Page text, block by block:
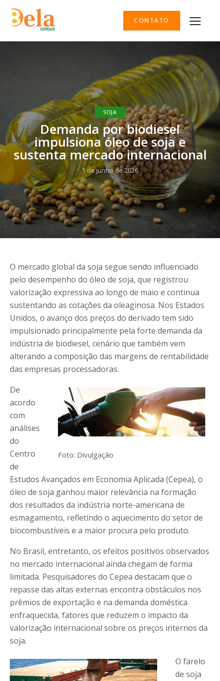
CONTATO
SOJA
Demanda por biodiesel
impulsiona óleo de soja e
sustenta mercado internacional
1 de junho de 2026
O mercado global da soja segue sendo influenciado
pelo desempenho do óleo de soja, que registrou
valorização expressiva ao longo de maio e continua
sustentando as cotações da oleaginosa. Nos Estados
Unidos, o avanço dos preços do derivado tem sido
impulsionado principalmente pela forte demanda da
indústria de biodiesel, cenário que também vem
alterando a composição das margens de rentabilidade
das empresas processadoras.
Foto: Divulgação
De
acordo
com
análises
do
Centro
de
Estudos Avançados em Economia Aplicada (Cepea), o
óleo de soja ganhou maior relevância na formação
dos resultados da indústria norte-americana de
esmagamento, refletindo o aquecimento do setor de
biocombustíveis e a maior procura pelo produto.
No Brasil, entretanto, os efeitos positivos observados
no mercado internacional ainda chegam de forma
limitada. Pesquisadores do Cepea destacam que o
repasse das altas externas encontra obstáculos nos
prêmios de exportação e na demanda doméstica
enfraquecida, fatores que reduzem o impacto da
valorização internacional sobre os preços internos da
soja.
O farelo
de soja